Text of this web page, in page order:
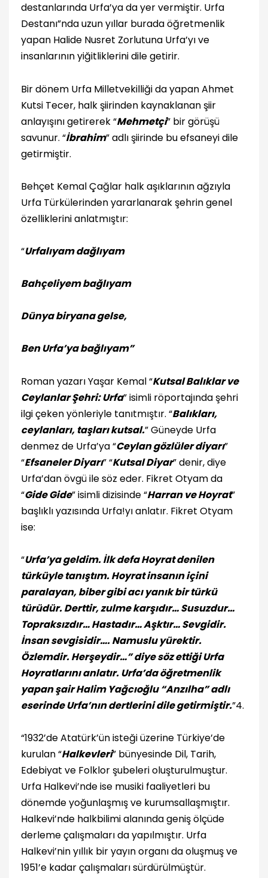
destanlarında Urfa’ya da yer vermiştir. Urfa
Destanı”nda uzun yıllar burada öğretmenlik
yapan Halide Nusret Zorlutuna Urfa’yı ve
insanlarının yiğitliklerini dile getirir.
Bir dönem Urfa Milletvekilliği da yapan Ahmet
Kutsi Tecer, halk şiirinden kaynaklanan şiir
anlayışını getirerek “Mehmetçi” bir görüşü
savunur. “İbrahim” adlı şiirinde bu efsaneyi dile
getirmiştir.
Behçet Kemal Çağlar halk aşıklarının ağzıyla
Urfa Türkülerinden yararlanarak şehrin genel
özelliklerini anlatmıştır:
“Urfalıyam dağlıyam
Bahçeliyem bağlıyam
Dünya biryana gelse,
Ben Urfa’ya bağlıyam”
Roman yazarı Yaşar Kemal “Kutsal Balıklar ve
Ceylanlar Şehri: Urfa” isimli röportajında şehri
ilgi çeken yönleriyle tanıtmıştır. “Balıkları,
ceylanları, taşları kutsal.” Güneyde Urfa
denmez de Urfa’ya “Ceylan gözlüler diyarı”
“Efsaneler Diyarı” “Kutsal Diyar” denir, diye
Urfa’dan övgü ile söz eder. Fikret Otyam da
“Gide Gide” isimli dizisinde “Harran ve Hoyrat”
başlıklı yazısında Urfa!yı anlatır. Fikret Otyam
ise:
“Urfa’ya geldim. İlk defa Hoyrat denilen
türküyle tanıştım. Hoyrat insanın içini
paralayan, biber gibi acı yanık bir türkü
türüdür. Derttir, zulme karşıdır… Susuzdur…
Topraksızdır… Hastadır… Aşktır… Sevgidir.
İnsan sevgisidir…. Namuslu yürektir.
Özlemdir. Herşeydir…” diye söz ettiği Urfa
Hoyratlarını anlatır. Urfa’da öğretmenlik
yapan şair Halim Yağcıoğlu “Anzılha” adlı
eserinde Urfa’nın dertlerini dile getirmiştir.”4.
“1932’de Atatürk’ün isteği üzerine Türkiye’de
kurulan “Halkevleri” bünyesinde Dil, Tarih,
Edebiyat ve Folklor şubeleri oluşturulmuştur.
Urfa Halkevi’nde ise musiki faaliyetleri bu
dönemde yoğunlaşmış ve kurumsallaşmıştır.
Halkevi’nde halkbilimi alanında geniş ölçüde
derleme çalışmaları da yapılmıştır. Urfa
Halkevi’nin yıllık bir yayın organı da oluşmuş ve
1951’e kadar çalışmaları sürdürülmüştür.